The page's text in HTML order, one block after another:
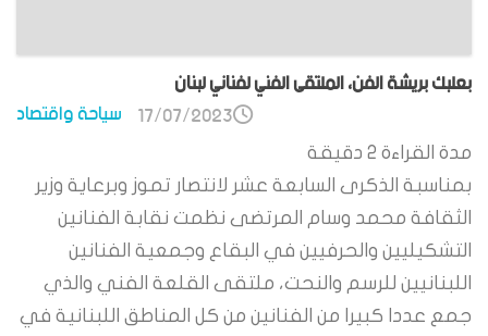
بعلبك بريشة الفن، الملتقى الفني لفناني لبنان
سياحة واقتصاد 17/07/2023
مدة القراءة 2 دقيقة
بمناسبة الذكرى السابعة عشر لانتصار تموز وبرعاية وزير
الثقافة محمد وسام المرتضى نظمت نقابة الفنانين
التشكيليين والحرفيين في البقاع وجمعية الفنانين
اللبنانيين للرسم والنحت، ملتقى القلعة الفني والذي
جمع عددا كبيرا من الفنانين من كل المناطق اللبنانية في